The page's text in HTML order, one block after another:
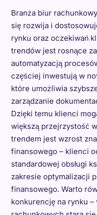
Branża biur
się rozwija i
rynku oraz oczekiwań
trendów jest rosnące
automatyzacją
częściej inwestują w
które umożliwia
zarządzanie
Dzięki temu klienci
większą przejrzystość
trendem jest wzrost
finansowego – klienci
standardowej obsługi
zakresie optymalizacji
finansowego. Warto
konkurencję na rynku